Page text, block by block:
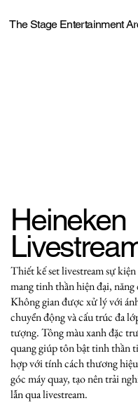
The Stage Entertainment
Heineken
Thiết kế set livestream sự
mang tinh thần hiện đại,
Không gian được xử lý với
chuyển động và cấu trúc đa
tượng. Tông màu xanh đặc
quang giúp tôn bật tinh thần
hợp với tính cách thương
góc máy quay, tạo nên trải
lẫn qua livestream.